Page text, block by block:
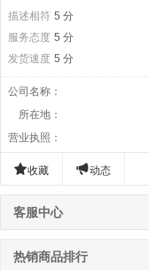
描述相符 5 分
服务态度 5 分
发货速度 5 分
公司名称 ：
所在地 ：
营业执照 ：
收藏 动态
客服中心
热销商品排行